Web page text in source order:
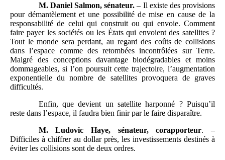
M. Daniel Salmon, sénateur. – Il existe des provisions
pour démantèlement et une possibilité de mise en cause de la
responsabilité de celui qui construit ou qui envoie. Comment
faire payer les sociétés ou les États qui envoient des satellites ?
Tout le monde sera perdant, au regard des coûts de collisions
dans l’espace comme des retombées incontrôlées sur Terre.
Malgré des conceptions davantage biodégradables et moins
dommageables, si l’on poursuit cette trajectoire, l’augmentation
exponentielle du nombre de satellites provoquera de graves
difficultés.
Enfin, que devient un satellite harponné ? Puisqu’il
reste dans l’espace, il faudra bien finir par le faire disparaître.
M. Ludovic Haye, sénateur, corapporteur. –
Difficiles à chiffrer au dollar près, les investissements destinés à
éviter les collisions sont de deux ordres.